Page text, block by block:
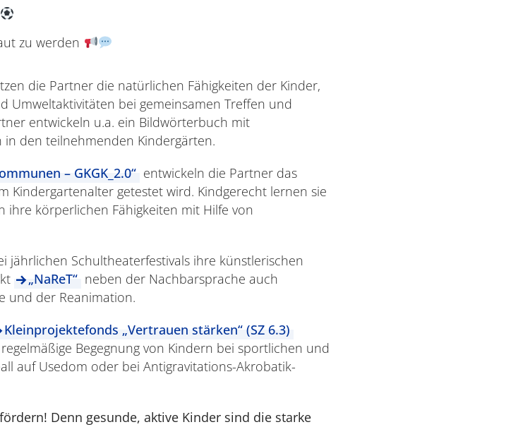
zu werden
die Partner die natürlichen Fähigkeiten der Kinder,
Umweltaktivitäten bei gemeinsamen Treffen und
entwickeln u.a. ein Bildwörterbuch mit
den teilnehmenden Kindergärten.
– GKGK_2.0“ entwickeln die Partner das
Kindergartenalter getestet wird. Kindgerecht lernen sie
körperlichen Fähigkeiten mit Hilfe von
jährlichen Schultheaterfestivals ihre künstlerischen
„NaReT“ neben der Nachbarsprache auch
und der Reanimation.
Kleinprojektefonds „Vertrauen stärken“ (SZ 6.3)
Begegnung von Kindern bei sportlichen und
auf Usedom oder bei Antigravitations-Akrobatik-
Denn gesunde, aktive Kinder sind die starke